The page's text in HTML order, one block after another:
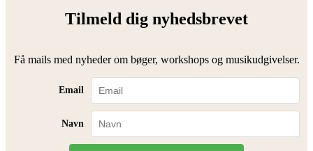
Tilmeld dig nyhedsbrevet
Få mails med nyheder om bøger, workshops og musikudgivelser.
Email
Navn